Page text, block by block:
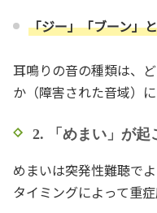
「ジー」「ブーン」
耳鳴りの音の種類は、
か（障害された音域）に
2. 「めまい」が起
めまいは突発性難聴で
タイミングによって重